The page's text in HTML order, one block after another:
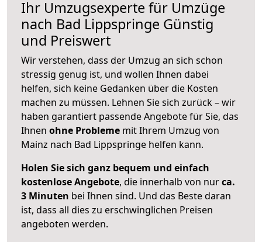
Ihr Umzugsexperte für Umzüge
nach Bad Lippspringe Günstig
und Preiswert
Wir verstehen, dass der Umzug an sich schon
stressig genug ist, und wollen Ihnen dabei
helfen, sich keine Gedanken über die Kosten
machen zu müssen. Lehnen Sie sich zurück – wir
haben garantiert passende Angebote für Sie, das
Ihnen ohne Probleme mit Ihrem Umzug von
Mainz nach Bad Lippspringe helfen kann.
Holen Sie sich ganz bequem und einfach
kostenlose Angebote, die innerhalb von nurca.
3 Minuten bei Ihnen sind. Und das Beste daran
ist, dass all dies zu erschwinglichen Preisen
angeboten werden.